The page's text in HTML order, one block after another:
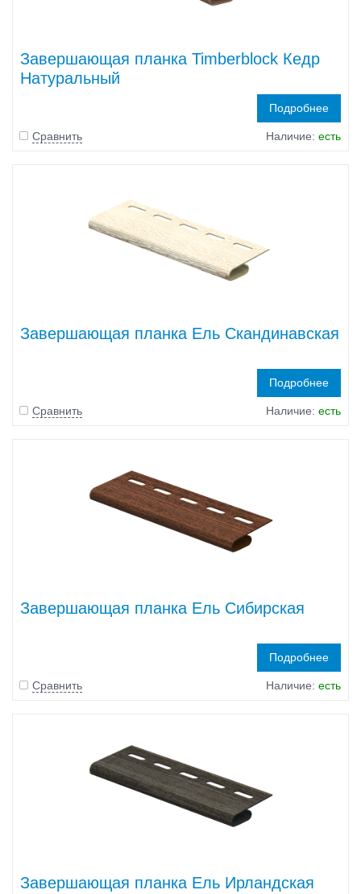
Завершающая планка Timberblock Кедр
Натуральный
Подробнее
Сравнить Наличие: есть
Завершающая планка Ель Скандинавская
Подробнее
Сравнить Наличие: есть
Завершающая планка Ель Сибирская
Подробнее
Сравнить Наличие: есть
Завершающая планка Ель Ирландская